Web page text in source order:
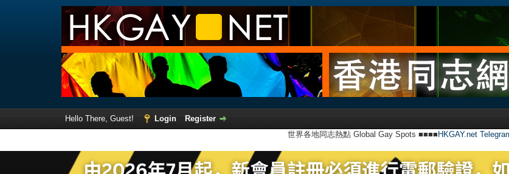
Hello There, Guest! Login
Register
世界各地同志熱點 Global Gay Spots ■■■■ HKGAY.net